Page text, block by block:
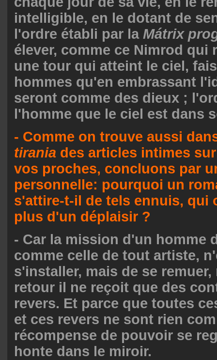
intelligible, en le dotant de
l'ordre établi par la Mátrix
élever, comme ce Nimrod qui
une tour qui atteint le ciel,
hommes qu'en embrassant
seront comme des dieux ;
l'homme que le ciel est dans
- Comme on trouve aussi
tirania des articles intimes
vos proches, concluons par
personnelle: pourquoi un
s'attire-t-il de tels ennuis, qui
plus d'un déplaisir ?
- Car la mission d'un homme
comme celle de tout artiste,
s'installer, mais de se remuer,
retour il ne reçoit que des
revers. Et parce que toutes
et ces revers ne sont rien
récompense de pouvoir se
honte dans le miroir.